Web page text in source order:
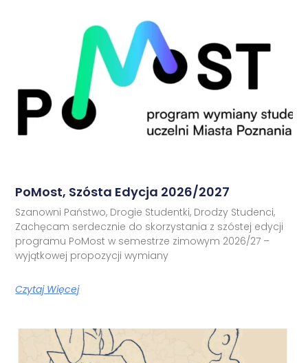
PoMost, Szósta Edycja 2026/2027
Szanowni Państwo, Drogie Studentki, Drodzy Studenci,
Zachęcam serdecznie do skorzystania z szóstej edycji
programu PoMost w semestrze zimowym 2026/27 –
wyjątkowej propozycji wymiany
Czytaj Więcej